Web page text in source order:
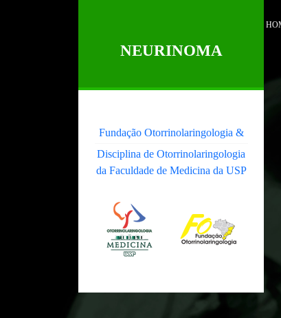
NEURINOMA
Fundação Otorrinolaringologia &
Disciplina de Otorrinolaringologia
da Faculdade de Medicina da USP